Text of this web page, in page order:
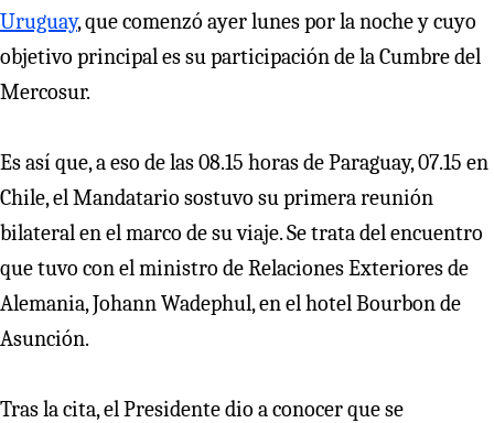
Uruguay, que comenzó ayer lunes por la noche y cuyo
objetivo principal es su participación de la Cumbre del
Mercosur.
Es así que, a eso de las 08.15 horas de Paraguay, 07.15 en
Chile, el Mandatario sostuvo su primera reunión
bilateral en el marco de su viaje. Se trata del encuentro
que tuvo con el ministro de Relaciones Exteriores de
Alemania, Johann Wadephul, en el hotel Bourbon de
Asunción.
Tras la cita, el Presidente dio a conocer que se